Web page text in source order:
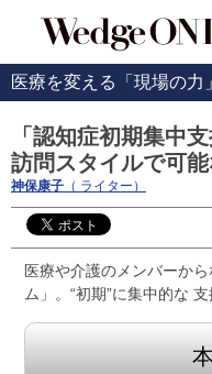
医療を変える「現場の力」
「認知症初期集中支
訪問スタイルで可
神保康子 （ ライター）
医療や介護のメンバーか
ム」。“初期”に集中的な